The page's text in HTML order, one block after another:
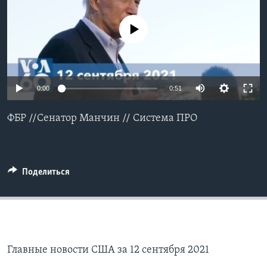
Learning English
СОЦИАЛЬНЫЕ СЕТИ
No media source currently available
0:00 0:51
ФБР //Сенатор Манчин // Система ПРО
Поделиться
Главные новости США за 12 сентября 2021